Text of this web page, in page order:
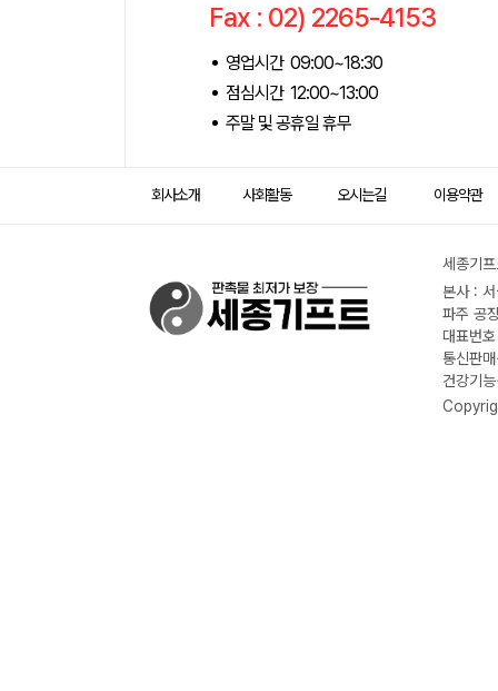
Fax : 02) 2265-4153
영업시간 09:00~18:30
점심시간 12:00~13:00
주말 및 공휴일 휴무
회사소개 사회활동 오시는길 이용약관
세종기
본사 :
파주 공
대표번
통신판
건강기